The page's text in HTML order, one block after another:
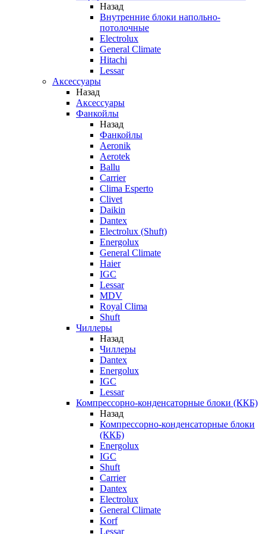
Назад
Внутренние блоки напольно-
потолочные
Electrolux
General Climate
Hitachi
Lessar
Аксессуары
Назад
Аксессуары
Фанкойлы
Назад
Фанкойлы
Aeronik
Aerotek
Ballu
Carrier
Clima Esperto
Clivet
Daikin
Dantex
Electrolux (Shuft)
Energolux
General Climate
Haier
IGC
Lessar
MDV
Royal Clima
Shuft
Чиллеры
Назад
Чиллеры
Dantex
Energolux
IGC
Lessar
Компрессорно-конденсаторные блоки (ККБ)
Назад
Компрессорно-конденсаторные блоки
(ККБ)
Energolux
IGC
Shuft
Carrier
Dantex
Electrolux
General Climate
Korf
Lessar